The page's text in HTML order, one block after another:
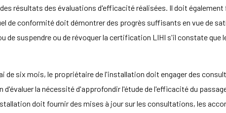
résultats des évaluations d'efficacité réalisées. Il doit également
de conformité doit démontrer des progrès suffisants en vue de
de suspendre ou de révoquer la certification LIHI s'il constate que
de six mois, le propriétaire de l'installation doit engager des
la nécessité d'approfondir l'étude de l'efficacité du
doit fournir des mises à jour sur les consultations, les